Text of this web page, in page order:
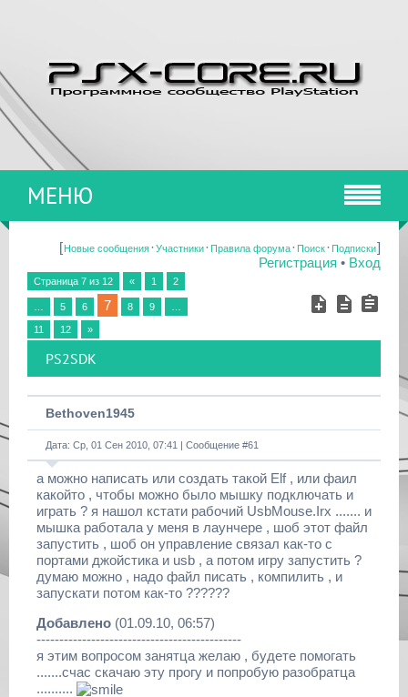
МЕНЮ
[Новые сообщения·Участники·Правила форума·Поиск·Подписки]
Регистрация • Вход
Страница 7 из 12 « 1 2
5 6 7 8 9
11 12 »
PS2SDK
Bethoven1945
Дата: Ср, 01 Сен 2010, 07:41 | Сообщение #61
а можно написать или создать такой Elf , или фаил
какойто , чтобы можно было мышку подключать и
играть ? я нашол кстати рабочий UsbMouse.Irx ....... и
мышка работала у меня в лаунчере , шоб этот файл
запустить , шоб он управление связал как-то с
портами джойстика и usb , а потом игру запустить ?
думаю можно , надо файл писать , компилить , и
запускати потом как-то ??????
Добавлено (01.09.10, 06:57)
---------------------------------------------
я этим вопросом занятца желаю , будете помогать
.......счас скачаю эту прогу и попробую разобратца
..........